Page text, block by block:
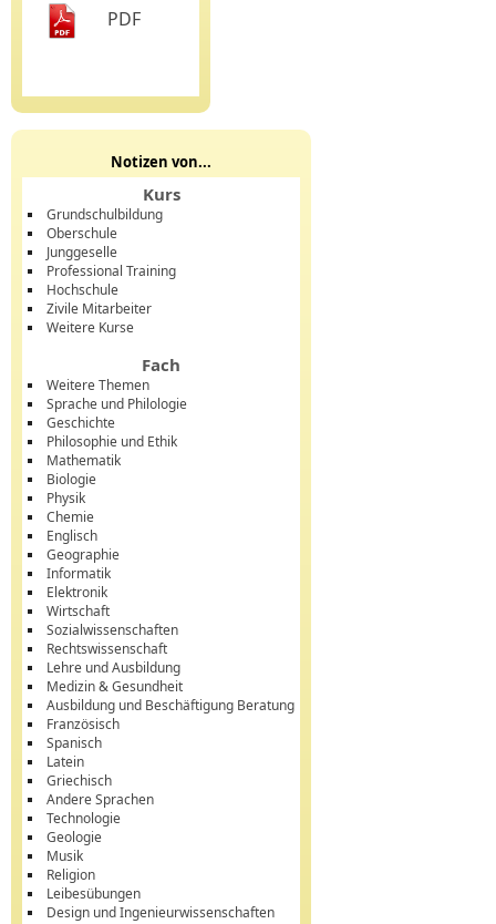
PDF
Notizen von...
Kurs
Grundschulbildung
Oberschule
Junggeselle
Professional Training
Hochschule
Zivile Mitarbeiter
Weitere Kurse
Fach
Weitere Themen
Sprache und Philologie
Geschichte
Philosophie und Ethik
Mathematik
Biologie
Physik
Chemie
Englisch
Geographie
Informatik
Elektronik
Wirtschaft
Sozialwissenschaften
Rechtswissenschaft
Lehre und Ausbildung
Medizin & Gesundheit
Ausbildung und Beschäftigung Beratung
Französisch
Spanisch
Latein
Griechisch
Andere Sprachen
Technologie
Geologie
Musik
Religion
Leibesübungen
Design und Ingenieurwissenschaften